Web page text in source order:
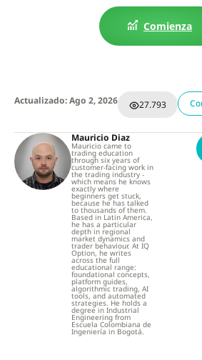
Comienza
Actualizado: Ago 2, 2026 27.793
Mauricio Diaz
Mauricio came to
trading education
through six years of
customer-facing work in
the trading industry -
which means he knows
exactly where
beginners get stuck,
because he has talked
to thousands of them.
Based in Latin America,
he has a particular
depth in regional
market dynamics and
trader behaviour. At IQ
Option, he writes
across the full
educational range:
foundational concepts,
platform guides,
algorithmic trading, AI
tools, and automated
strategies. He holds a
degree in Industrial
Engineering from
Escuela Colombiana de
Ingeniería in Bogotá.